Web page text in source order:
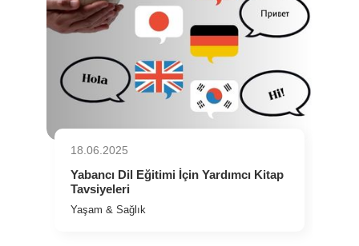
18.06.2025
Yabancı Dil Eğitimi İçin Yardımcı Kitap
Tavsiyeleri
Yaşam & Sağlık